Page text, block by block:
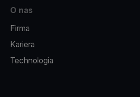
O nas
Firma
Kariera
Technologia